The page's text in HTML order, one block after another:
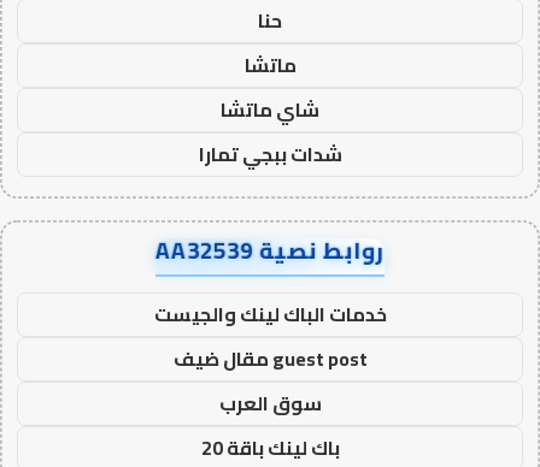
حنا
ماتشا
شاي ماتشا
شدات ببجي تمارا
روابط نصية AA32539
خدمات الباك لينك والجيست
guest post مقال ضيف
سوق العرب
باك لينك باقة 20